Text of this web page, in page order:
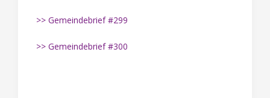
>> Gemeindebrief #299
>> Gemeindebrief #300